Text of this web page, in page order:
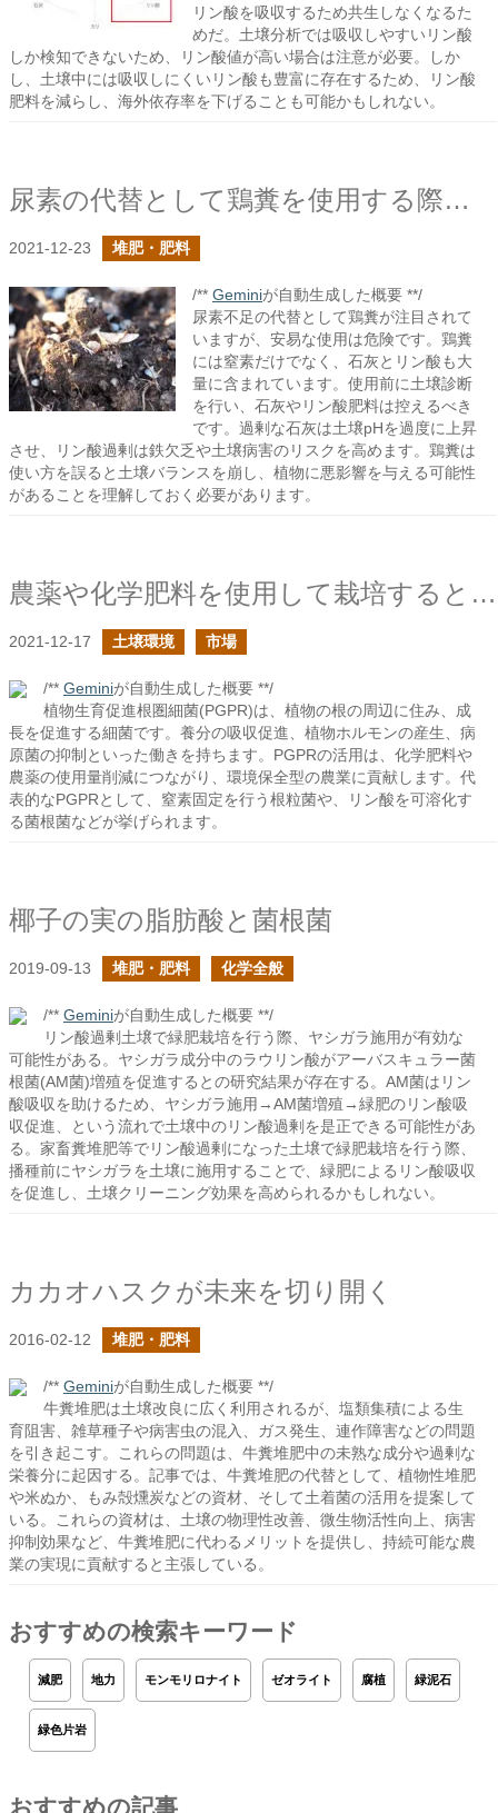
リン酸を吸収するため共生しなくなるた
めだ。土壌分析では吸収しやすいリン酸
しか検知できないため、リン酸値が高い場合は注意が必要。しか
し、土壌中には吸収しにくいリン酸も豊富に存在するため、リン酸
肥料を減らし、海外依存率を下げることも可能かもしれない。
尿素の代替として鶏糞を使用する際の注意点
2021-12-23 堆肥・肥料
/** Geminiが自動生成した概要 **/
尿素不足の代替として鶏糞が注目されて
いますが、安易な使用は危険です。鶏糞
には窒素だけでなく、石灰とリン酸も大
量に含まれています。使用前に土壌診断
を行い、石灰やリン酸肥料は控えるべき
です。過剰な石灰は土壌pHを過度に上昇
させ、リン酸過剰は鉄欠乏や土壌病害のリスクを高めます。鶏糞は
使い方を誤ると土壌バランスを崩し、植物に悪影響を与える可能性
があることを理解しておく必要があります。
農薬や化学肥料を使用して栽培すると野菜が育たない環境になるという意見に対して２
2021-12-17 土壌環境 市場
/** Geminiが自動生成した概要 **/
植物生育促進根圏細菌(PGPR)は、植物の根の周辺に住み、成
長を促進する細菌です。養分の吸収促進、植物ホルモンの産生、病
原菌の抑制といった働きを持ちます。PGPRの活用は、化学肥料や
農薬の使用量削減につながり、環境保全型の農業に貢献します。代
表的なPGPRとして、窒素固定を行う根粒菌や、リン酸を可溶化す
る菌根菌などが挙げられます。
椰子の実の脂肪酸と菌根菌
2019-09-13 堆肥・肥料 化学全般
/** Geminiが自動生成した概要 **/
リン酸過剰土壌で緑肥栽培を行う際、ヤシガラ施用が有効な
可能性がある。ヤシガラ成分中のラウリン酸がアーバスキュラー菌
根菌(AM菌)増殖を促進するとの研究結果が存在する。AM菌はリン
酸吸収を助けるため、ヤシガラ施用→AM菌増殖→緑肥のリン酸吸
収促進、という流れで土壌中のリン酸過剰を是正できる可能性があ
る。家畜糞堆肥等でリン酸過剰になった土壌で緑肥栽培を行う際、
播種前にヤシガラを土壌に施用することで、緑肥によるリン酸吸収
を促進し、土壌クリーニング効果を高められるかもしれない。
カカオハスクが未来を切り開く
2016-02-12 堆肥・肥料
/** Geminiが自動生成した概要 **/
牛糞堆肥は土壌改良に広く利用されるが、塩類集積による生
育阻害、雑草種子や病害虫の混入、ガス発生、連作障害などの問題
を引き起こす。これらの問題は、牛糞堆肥中の未熟な成分や過剰な
栄養分に起因する。記事では、牛糞堆肥の代替として、植物性堆肥
や米ぬか、もみ殻燻炭などの資材、そして土着菌の活用を提案して
いる。これらの資材は、土壌の物理性改善、微生物活性向上、病害
抑制効果など、牛糞堆肥に代わるメリットを提供し、持続可能な農
業の実現に貢献すると主張している。
おすすめの検索キーワード
減肥 地力 モンモリロナイト ゼオライト 腐植 緑泥石
緑色片岩
おすすめの記事